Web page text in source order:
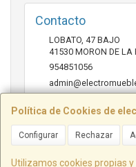
Política de Cookies de
Configurar Rechazar
Utilizamos cookies propias
Contacto
LOBATO, 47 BAJO
41530 MORON DE LA
954851056
Horario
cerrado.